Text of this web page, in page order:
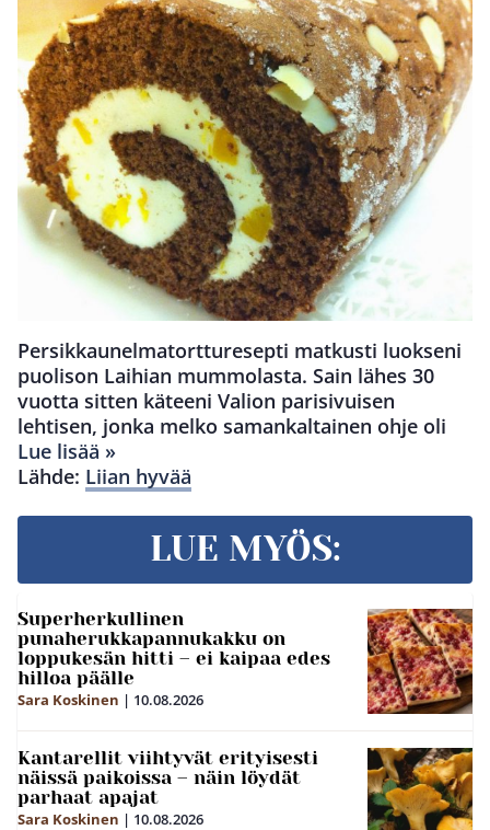
Persikkaunelmatortturesepti matkusti luokseni
puolison Laihian mummolasta. Sain lähes 30
vuotta sitten käteeni Valion parisivuisen
lehtisen, jonka melko samankaltainen ohje oli
Lue lisää »
Lähde: Liian hyvää
LUE MYÖS:
Superherkullinen
punaherukkapannukakku on
loppukesän hitti – ei kaipaa edes
hilloa päälle
Sara Koskinen | 10.08.2026
Kantarellit viihtyvät erityisesti
näissä paikoissa – näin löydät
parhaat apajat
Sara Koskinen | 10.08.2026